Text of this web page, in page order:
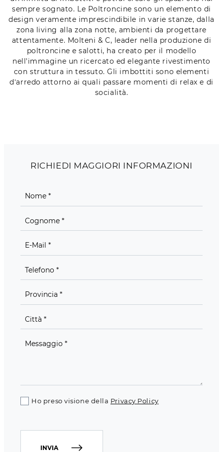
sempre sognato. Le Poltroncine sono un elemento di
design veramente imprescindibile in varie stanze, dalla
zona living alla zona notte, ambienti da progettare
attentamente. Molteni & C, leader nella produzione di
poltroncine e salotti, ha creato per il modello
nell'immagine un ricercato ed elegante rivestimento
con struttura in tessuto. Gli imbottiti sono elementi
d’arredo attorno ai quali passare momenti di relax e di
socialità.
RICHIEDI MAGGIORI INFORMAZIONI
Ho preso visione della Privacy Policy
INVIA